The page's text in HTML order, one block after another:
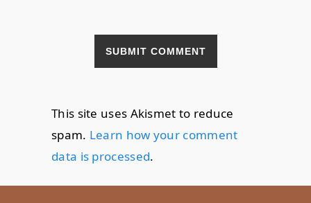
This site uses Akismet to reduce
spam. Learn how your comment
data is processed.